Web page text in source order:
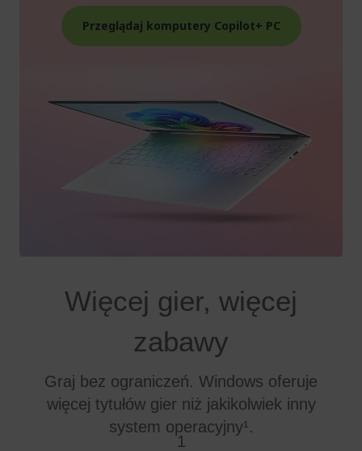
Przeglądaj komputery Copilot+ PC
Więcej gier, więcej
zabawy
Graj bez ograniczeń. Windows oferuje
więcej tytułów gier niż jakikolwiek inny
system operacyjny¹.
1